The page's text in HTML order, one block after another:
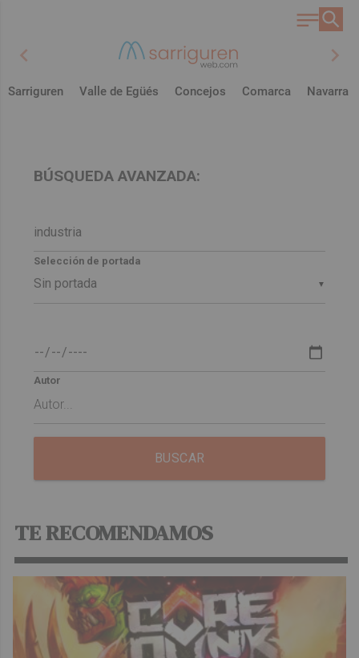
chevron_left chevron_right
Sarriguren Valle de Egüés Concejos Comarca Navarra
BÚSQUEDA AVANZADA:
▼
Selección de portada
Autor
BUSCAR
TE RECOMENDAMOS